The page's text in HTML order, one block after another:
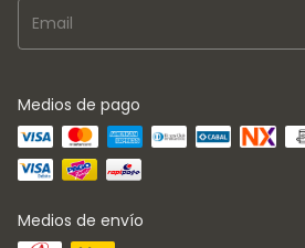
Medios de pago
Medios de envío